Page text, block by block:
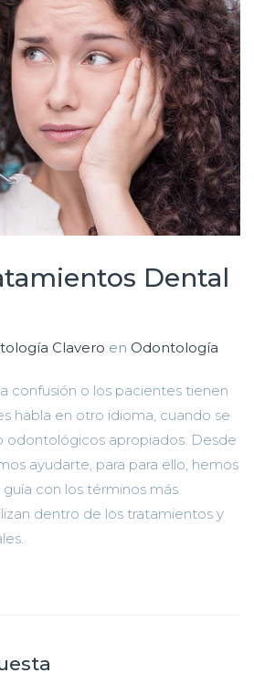
Dental
Clavero en Odontología
confusión o los pacientes tienen
habla en otro idioma, cuando se
odontológicos apropiados. Desde
ayudarte, para para ello, hemos
con los términos más
dentro de los tratamientos y